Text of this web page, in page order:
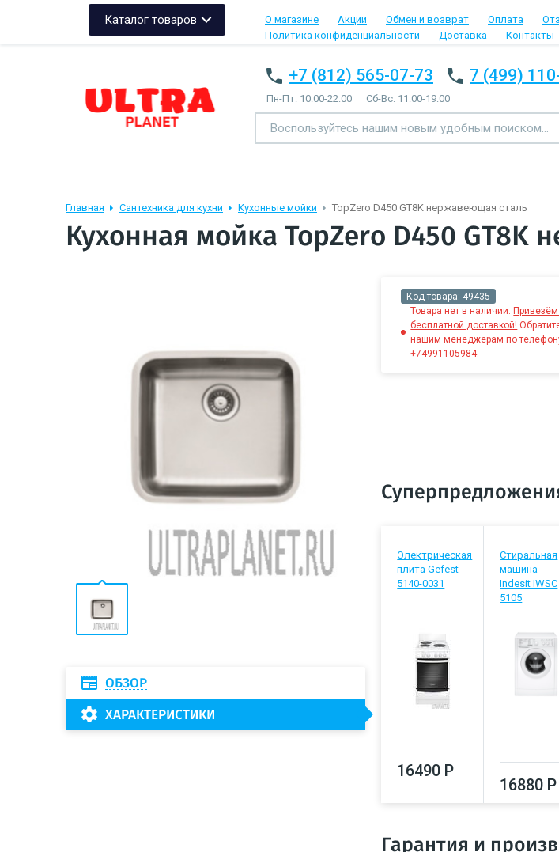
Каталог товаров О магазине Акции Обмен и возврат Оплата
Политика конфиденциальности
Доставка Контакты
+7 (812) 565-07-73 7 (499)
Пн-Пт: 10:00-22:00 Сб-Вс: 11:00-19:00
Главная Сантехника для кухни Кухонные мойки TopZero D450 GT8K нержавеющая сталь
Кухонная мойка TopZero D450 GT8K
ОБЗОР
ХАРАКТЕРИСТИКИ
Код товара: 49435
Товара нет в наличии.
бесплатной доставкой!
нашим менеджерам по
+74991105984.
Электрическая
плита Gefest
5140-0031
16490 Р
Стиральная
машина
Indesit IWSC
5105
16880 Р
Гарантия и